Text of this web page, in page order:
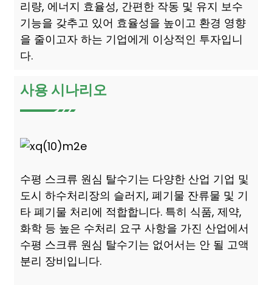
리량, 에너지 효율성, 간편한 작동 및 유지 보수
기능을 갖추고 있어 효율성을 높이고 환경 영향
을 줄이고자 하는 기업에게 이상적인 투자입니
다.
사용 시나리오
수평 스크류 원심 탈수기는 다양한 산업 기업 및
도시 하수처리장의 슬러지, 폐기물 잔류물 및 기
타 폐기물 처리에 적합합니다. 특히 식품, 제약,
화학 등 높은 수처리 요구 사항을 가진 산업에서
수평 스크류 원심 탈수기는 없어서는 안 될 고액
분리 장비입니다.